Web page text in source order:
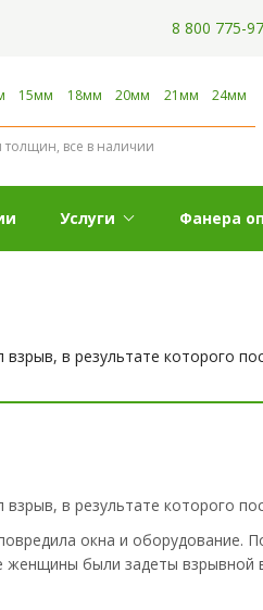
8 800 775-
15мм 18мм 20мм 21мм 24мм
все в наличии
Услуги Фанера
в результате которого
в результате которого
окна и оборудование.
были задеты